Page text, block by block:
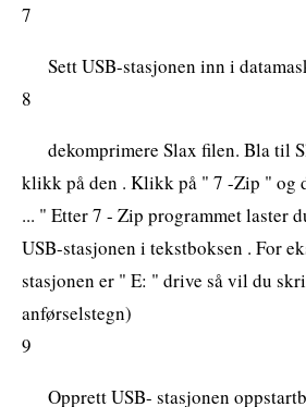
7
Sett USB-stasjonen inn i
8
dekomprimere Slax filen. Bla til
klikk på den . Klikk på " 7 -Zip " og
... " Etter 7 - Zip programmet laster
USB-stasjonen i tekstboksen . For
stasjonen er " E: " drive så vil du
anførselstegn)
9
Opprett USB- stasjonen